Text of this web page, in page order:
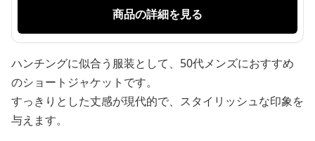
商品の詳細を見る
ハンチングに似合う服装として、50代メンズにおすすめ
のショートジャケットです。
すっきりとした丈感が現代的で、スタイリッシュな印象を
与えます。